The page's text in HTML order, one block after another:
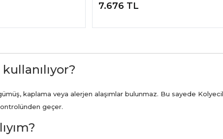
7.676 TL
kaplama veya alerjen alaşımlar bulunmaz. Bu sayede
geçer.